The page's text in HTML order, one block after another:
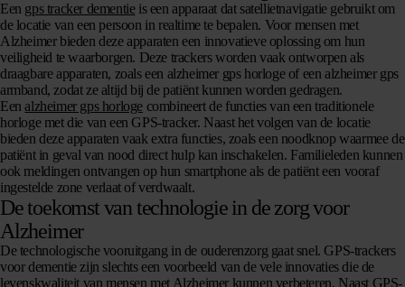
Een gps tracker dementieis een apparaat dat satellietnavigatie gebruikt om
de locatie van een persoon in realtime te bepalen. Voor mensen met
Alzheimer bieden deze apparaten een innovatieve oplossing om hun
veiligheid te waarborgen. Deze trackers worden vaak ontworpen als
draagbare apparaten, zoals een alzheimer gps horloge of een alzheimer gps
armband, zodat ze altijd bij de patiënt kunnen worden gedragen.
Eenalzheimer gps horloge combineert de functies van een traditionele
horloge met die van een GPS-tracker. Naast het volgen van de locatie
bieden deze apparaten vaak extra functies, zoals een noodknop waarmee de
patiënt in geval van nood direct hulp kan inschakelen. Familieleden kunnen
ook meldingen ontvangen op hun smartphone als de patiënt een vooraf
ingestelde zone verlaat of verdwaalt.
De toekomst van technologie in de zorg voor
Alzheimer
De technologische vooruitgang in de ouderenzorg gaat snel. GPS-trackers
voor dementie zijn slechts een voorbeeld van de vele innovaties die de
levenskwaliteit van mensen met Alzheimer kunnen verbeteren. Naast GPS-